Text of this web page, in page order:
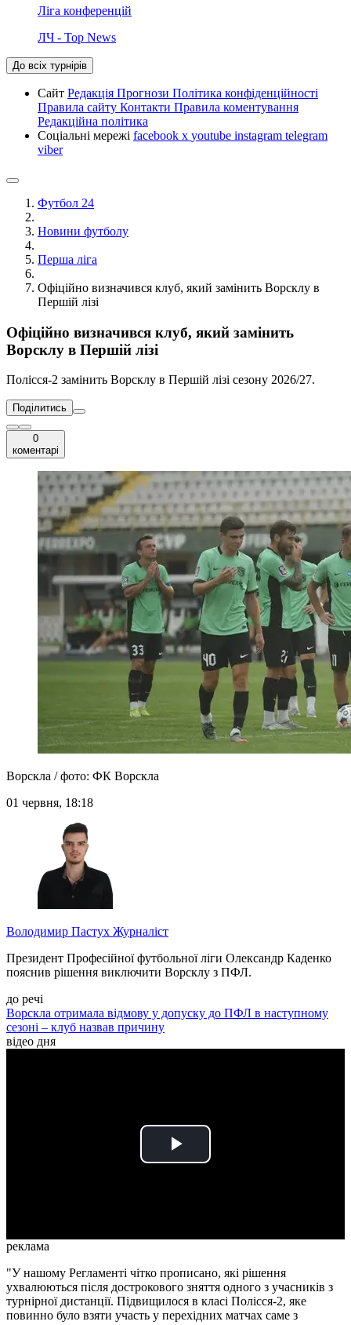
Ліга конференцій
ЛЧ - Top News
До всіх турнірів
Сайт Редакція Прогнози Політика конфіденційності
Правила сайту Контакти Правила коментування
Редакційна політика
Соціальні мережі facebook x youtube instagram telegram
viber
Футбол 24
Новини футболу
Перша ліга
Офіційно визначився клуб, який замінить Ворсклу в
Першій лізі
Офіційно визначився клуб, який замінить
Ворсклу в Першій лізі
Полісся-2 замінить Ворсклу в Першій лізі сезону 2026/27.
Поділитись
0
коментарі
Ворскла / фото: ФК Ворскла
01 червня, 18:18
Володимир Пастух Журналіст
Президент Професійної футбольної ліги Олександр Каденко
пояснив рішення виключити Ворсклу з ПФЛ.
до речі
Ворскла отримала відмову у допуску до ПФЛ в наступному
сезоні – клуб назвав причину
відео дня
Play
реклама
"У нашому Регламенті чітко прописано, які рішення
ухвалюються після дострокового зняття одного з учасників з
турнірної дистанції. Підвищилося в класі Полісся-2, яке
повинно було взяти участь у перехідних матчах саме з